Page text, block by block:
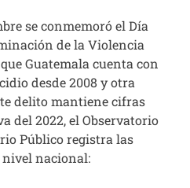
se conmemoró el Día
de la Violencia
Guatemala cuenta con
desde 2008 y otra
delito mantiene cifras
del 2022, el Observatorio
Público registra las
nivel nacional: